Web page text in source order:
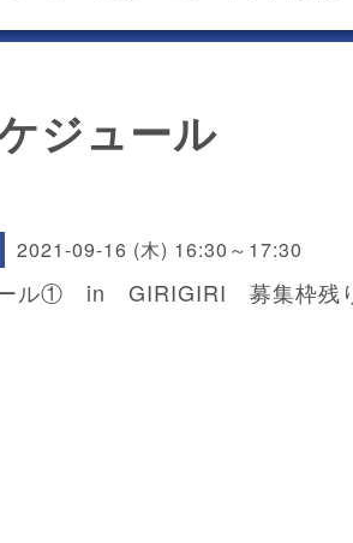
ジュール
2021-09-16 (木) 16:30～17:30
ール① in GIRIGIRI 募集枠残